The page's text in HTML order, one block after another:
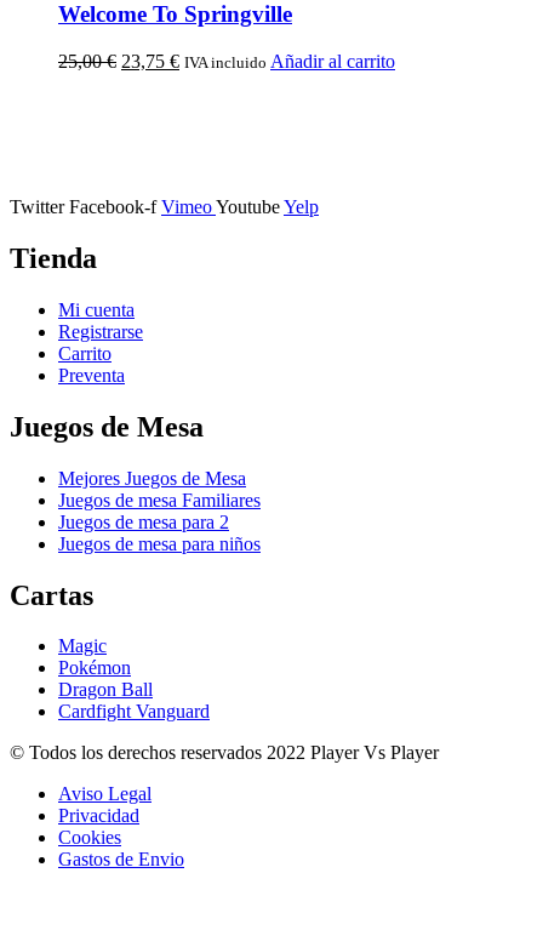
Welcome To Springville
25,00€ 23,75 € IVA incluido Añadir al carrito
Twitter Facebook-f VimeoYoutubeYelp
Tienda
Mi cuenta
Registrarse
Carrito
Preventa
Juegos de Mesa
Mejores Juegos de Mesa
Juegos de mesa Familiares
Juegos de mesa para 2
Juegos de mesa para niños
Cartas
Magic
Pokémon
Dragon Ball
Cardfight Vanguard
© Todos los derechos reservados 2022 Player Vs Player
Aviso Legal
Privacidad
Cookies
Gastos de Envio